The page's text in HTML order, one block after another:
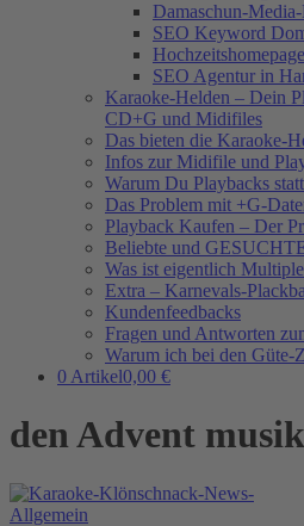
Damaschun-
SEO Keyword
SEO Agentur in
Karaoke-Helden – Dein
CD+G und Midifiles
Das bieten die Karaoke-
Infos zur Midifile und
Warum Du Playbacks
Das Problem mit +G-
Playback Kaufen – Der
Beliebte und
Was ist eigentlich
Extra – Karnevals-
Kundenfeedbacks
Fragen und Antworten
Warum ich bei den Güte-
0 Artikel0,00 €
den Advent
Allgemein